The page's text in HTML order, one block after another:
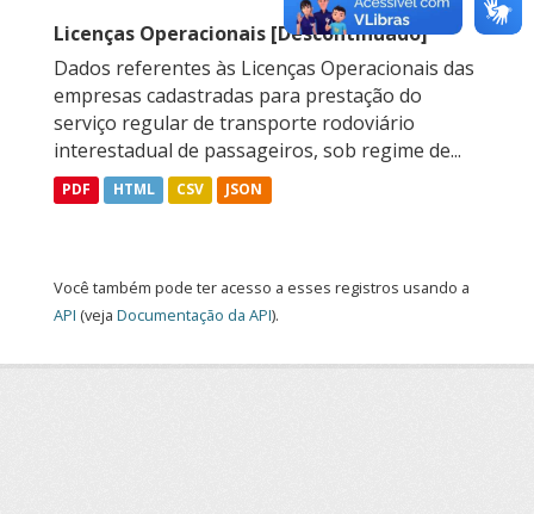
Licenças Operacionais [Descontinuado]
Dados referentes às Licenças Operacionais das
empresas cadastradas para prestação do
serviço regular de transporte rodoviário
interestadual de passageiros, sob regime de...
PDF HTML CSV JSON
Você também pode ter acesso a esses registros usando a
API (veja Documentação da API).